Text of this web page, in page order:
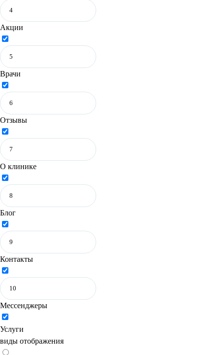
Акции
Врачи
Отзывы
О клинике
Блог
Контакты
Мессенджеры
Услуги
виды отображения